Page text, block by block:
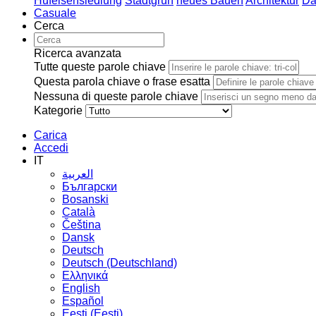
Casuale
Cerca
Ricerca avanzata
Tutte queste parole chiave
Questa parola chiave o frase esatta
Nessuna di queste parole chiave
Kategorie
Carica
Accedi
IT
العربية
Български
Bosanski
Сatalà
Čeština
Dansk
Deutsch
Deutsch (Deutschland)
Ελληνικά
English
Español
Eesti (Eesti)